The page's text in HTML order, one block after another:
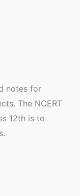
notes for
The NCERT
12th is to